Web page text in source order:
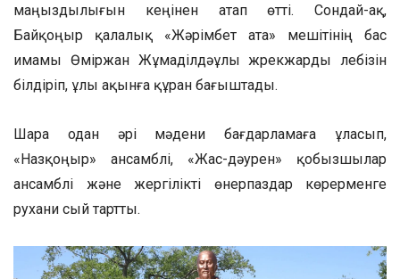
маңыздылығын кеңінен атап өтті. Сондай-ақ,
Байқоңыр қалалық «Жәрімбет ата» мешітінің бас
имамы Өміржан Жұмаділдәұлы жүрекжарды лебізін
білдіріп, ұлы ақынға құран бағыштады.
Шара одан әрі мәдени бағдарламаға ұласып,
«Назқоңыр» ансамблі, «Жас-дәурен» қобызшылар
ансамблі және жергілікті өнерпаздар көрерменге
рухани сый тартты.